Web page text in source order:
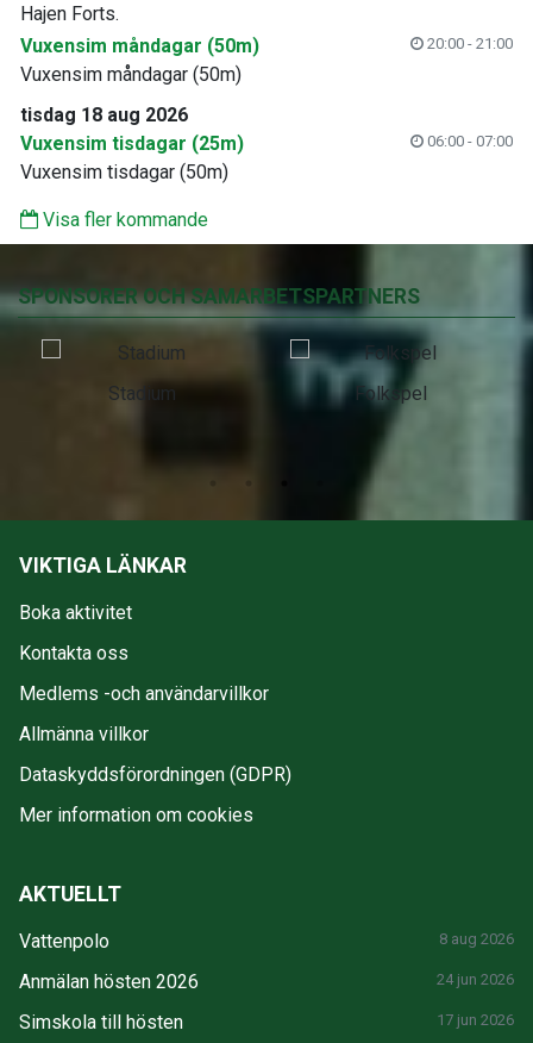
Hajen Forts.
Vuxensim måndagar (50m)
20:00 - 21:00
Vuxensim måndagar (50m)
tisdag 18 aug 2026
Vuxensim tisdagar (25m)
06:00 - 07:00
Vuxensim tisdagar (50m)
Visa fler kommande
SPONSORER OCH SAMARBETSPARTNERS
Stadium Folkspel
VIKTIGA LÄNKAR
Boka aktivitet
Kontakta oss
Medlems -och användarvillkor
Allmänna villkor
Dataskyddsförordningen (GDPR)
Mer information om cookies
AKTUELLT
Vattenpolo 8 aug 2026
Anmälan hösten 2026 24 jun 2026
Simskola till hösten 17 jun 2026